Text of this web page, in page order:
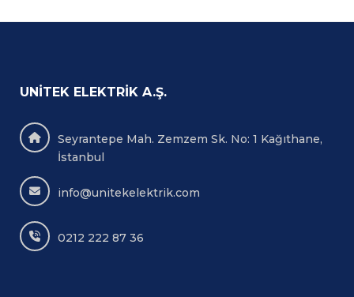
UNITEK ELEKTRIK A.Ş.
Seyrantepe Mah. Zemzem Sk. No: 1 Kağıthane,
İstanbul
info@unitekelektrik.com
0212 222 87 36